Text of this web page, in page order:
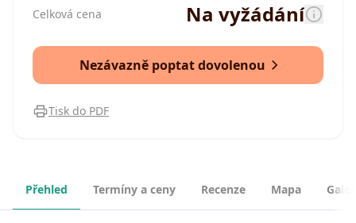
Celková cena Na vyžádání
Nezávazně poptat dovolenou
Tisk do PDF
Přehled Termíny a ceny Recenze Mapa